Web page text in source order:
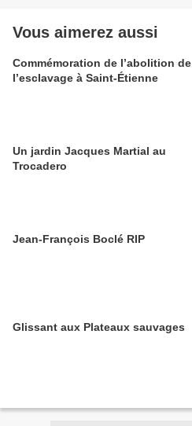
Vous aimerez aussi
Commémoration de l’abolition de
l’esclavage à Saint-Étienne
Un jardin Jacques Martial au
Trocadero
Jean-François Boclé RIP
Glissant aux Plateaux sauvages